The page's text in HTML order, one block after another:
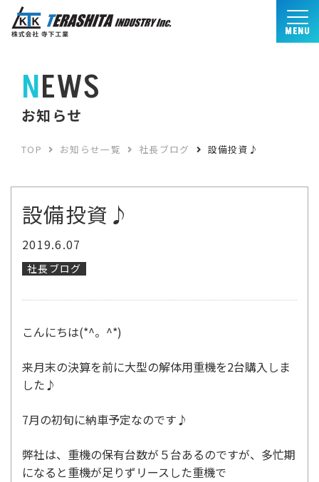
MENU
NEWS
お知らせ
TOP お知らせ一覧 社長ブログ 設備投資♪
設備投資♪
2019.6.07
社長ブログ
こんにちは(*^。^*)
来月末の決算を前に大型の解体用重機を2台購入しま
した♪
7月の初旬に納車予定なのです♪
弊社は、重機の保有台数が５台あるのですが、多忙期
になると重機が足りずリースした重機で